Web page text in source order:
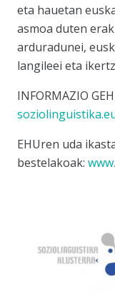
eta hauetan
asmoa duten
arduradunei,
langileei eta
INFORMAZIO
EHUren uda
bestelakoak: